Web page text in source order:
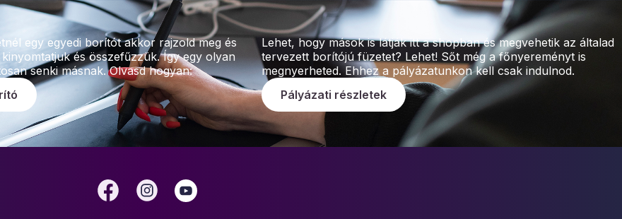
egy egyedi borítót akkor rajzold meg és
és összefűzzük. Így egy olyan
senki másnak. Olvasd hogyan:
Lehet, hogy mások is látják itt a shopban és megvehetik az általad
tervezett borítójú füzetet? Lehet! Sőt még a főnyereményt is
megnyerheted. Ehhez a pályázatunkon kell csak indulnod.
Pályázati részletek